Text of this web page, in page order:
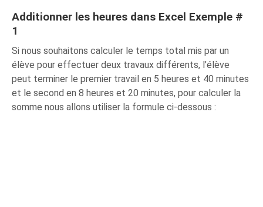
Additionner les heures dans Excel Exemple #
1
Si nous souhaitons calculer le temps total mis par un
élève pour effectuer deux travaux différents, l’élève
peut terminer le premier travail en 5 heures et 40 minutes
et le second en 8 heures et 20 minutes, pour calculer la
somme nous allons utiliser la formule ci-dessous :